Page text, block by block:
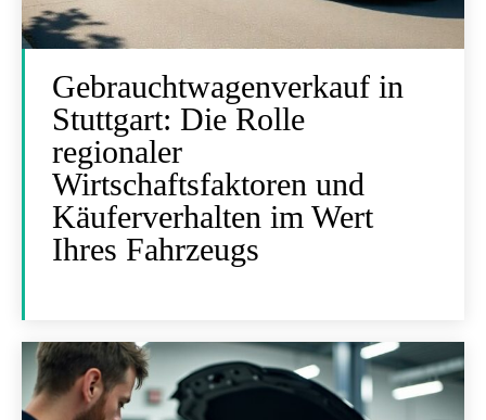
Gebrauchtwagenverkauf in
Stuttgart: Die Rolle
regionaler
Wirtschaftsfaktoren und
Käuferverhalten im Wert
Ihres Fahrzeugs